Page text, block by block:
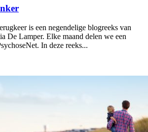
is een negendelige blogreeks van
De Lamper. Elke maand delen we een
In deze reeks...